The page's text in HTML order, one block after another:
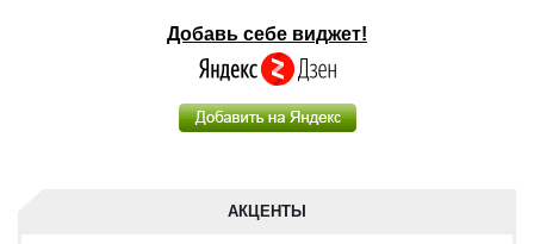
Добавь себе виджет!
АКЦЕНТЫ